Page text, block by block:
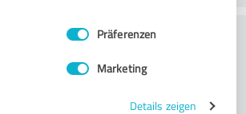
Präferenzen
Marketing
Details zeigen
Kundservice